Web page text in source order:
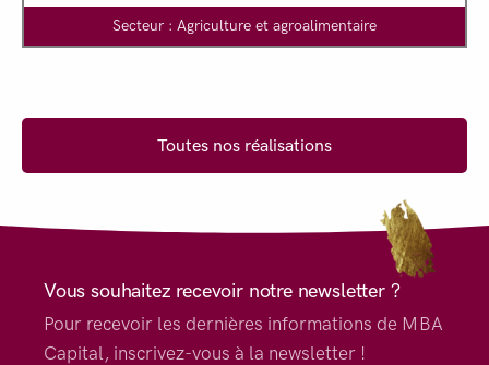
Secteur : Agriculture et agroalimentaire
Toutes nos réalisations
Vous souhaitez recevoir notre newsletter ?
Pour recevoir les dernières informations de MBA
Capital, inscrivez-vous à la newsletter !